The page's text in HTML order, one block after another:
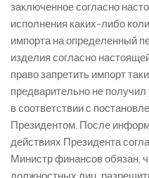
заключенное согласно
исполнения каких-либо
импорта на определенный
изделия согласно
право запретить импорт
предварительно не
в соответствии с
Президентом. После
действиях Президента
Министр финансов обязан,